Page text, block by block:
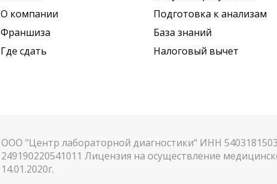
О компании
Франшиза
Где сдать
Подготовка к анализам
База знаний
Налоговый вычет
ООО "Центр лабораторной диагностики" ИНН
249190220541011 Лицензия на осуществление
14.01.2020г.